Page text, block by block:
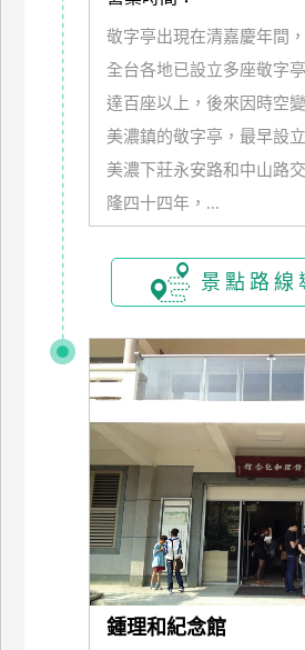
敬字亭出現在清嘉慶年間
全台各地已設立多座敬字
達百座以上，後來因時空
美濃鎮的敬字亭，最早設
美濃下莊永安路和中山路
隆四十四年，...
景點路線
鍾理和紀念館